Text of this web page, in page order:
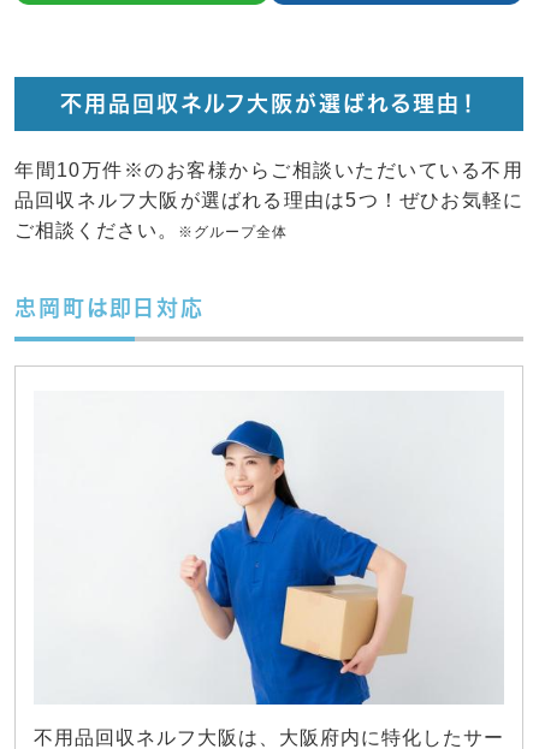
不用品回収ネルフ大阪が選ばれる理由！
年間10万件※のお客様からご相談いただいている不用
品回収ネルフ大阪が選ばれる理由は5つ！ぜひお気軽に
ご相談ください。
※グループ全体
忠岡町は即日対応
不用品回収ネルフ大阪は、大阪府内に特化したサー